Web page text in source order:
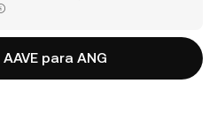
para ANG